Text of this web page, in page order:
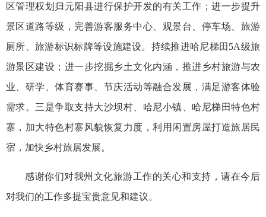
区管理权划归元阳县进行保护开发的有关工作；进一步提升
景区道路等级，完善游客服务中心、观景台、停车场、旅游
厕所、旅游标识标牌等设施建设。持续推进哈尼梯田5A级旅
游景区建设；进一步挖掘乡土文化内涵，推进乡村旅游与农
业、研学、体育赛事、节庆活动等融合发展，满足游客体验
需求。三是争取支持大沙坝村、哈尼小镇、哈尼梯田特色村
寨，加大特色村寨风貌恢复力度，利用闲置房屋打造旅居民
宿，加快乡村旅居发展。
感谢你们对我州文化旅游工作的关心和支持，请在今后
对我们的工作多提宝贵意见和建议。